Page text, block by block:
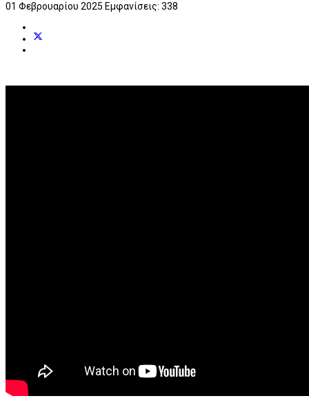
01 Φεβρουαρίου 2025 Εμφανίσεις: 338